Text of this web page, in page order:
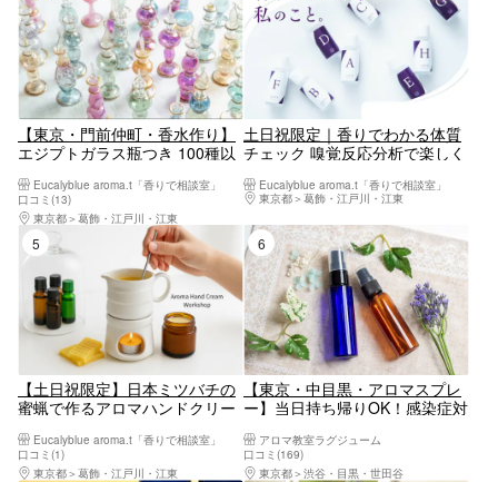
【東京・門前仲町・香水作り】
エジプトガラス瓶つき 100種以
水＜土日祝プラン＞
Eucalyblue aroma.t「香りで相談室」
口コミ(13)
東京都
葛飾・江戸川・江東
土日祝限定｜香りでわかる体質
チェック 嗅覚反応分析で楽しく
Eucalyblue aroma.t「香りで相談室」
東京都
葛飾・江戸川・江東
【土日祝限定】日本ミツバチの
蜜蝋で作るアロマハンドクリー
Eucalyblue aroma.t「香りで相談室」
口コミ(1)
東京都
葛飾・江戸川・江東
6位
【東京・中目黒・アロマスプレ
ー】当日持ち帰りOK！感染症対
れる世界にひとつだけのアロマ
作り
アロマ教室ラグジューム
口コミ(169)
東京都
渋谷・目黒・世田谷